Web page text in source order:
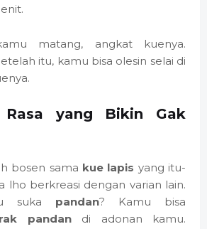
matang, angkat kuenya.
itu, kamu bisa olesin selai di
yang Bikin Gak
bosen sama kue lapis yang itu-
lho berkreasi dengan varian lain.
suka pandan? Kamu bisa
pandandi adonan kamu.